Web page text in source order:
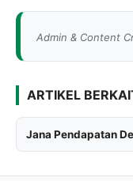
Admin & Content
ARTIKEL
Jana Pendapatan